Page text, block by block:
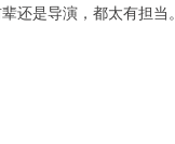
还是导演，都太有担当。